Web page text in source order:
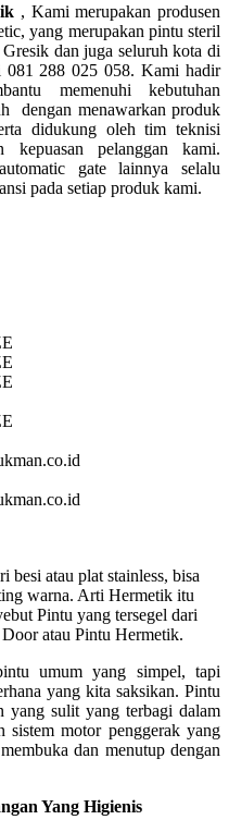
, Kami merupakan produsen
yang merupakan pintu steril
Gresik dan juga seluruh kota di
081 288 025 058. Kami hadir
memenuhi kebutuhan
dengan menawarkan produk
didukung oleh tim teknisi
kepuasan pelanggan kami.
gate lainnya selalu
pada setiap produk kami.
besi atau plat stainless, bisa
warna. Arti Hermetik itu
Pintu yang tersegel dari
atau Pintu Hermetik.
umum yang simpel, tapi
yang kita saksikan. Pintu
yang sulit yang terbagi dalam
sistem motor penggerak yang
dan menutup dengan
Yang Higienis